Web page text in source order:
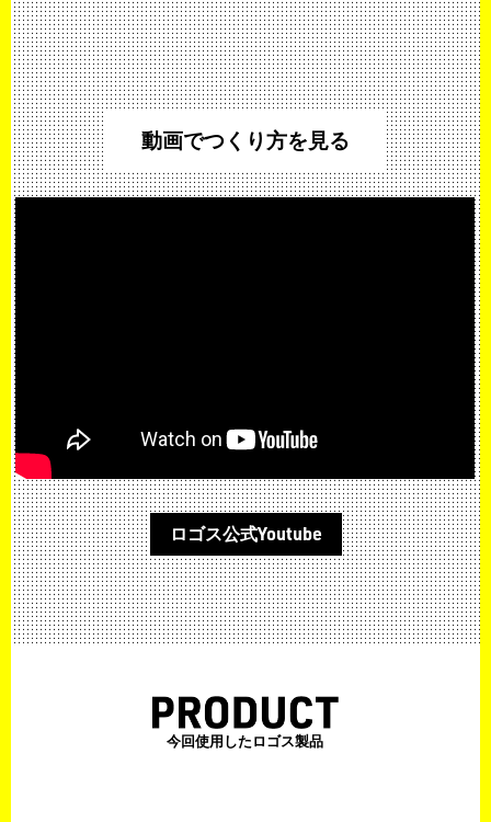
動画でつくり方を見る
ロゴス公式Youtube
今回使用したロゴス製品